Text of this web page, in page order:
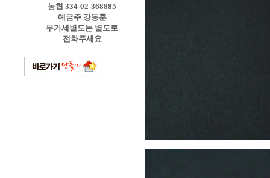
농협 334-02-368885
예금주 강동훈
부가세별도는 별도로
전화주세요